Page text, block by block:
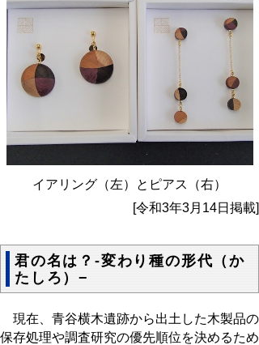
イアリング（左）とピアス（右）
[令和3年3月14日掲載]
君の名は？-変わり種の形代（か
たしろ）−
現在、青谷横木遺跡から出土した木製品の
保存処理や調査研究の優先順位を決めるため